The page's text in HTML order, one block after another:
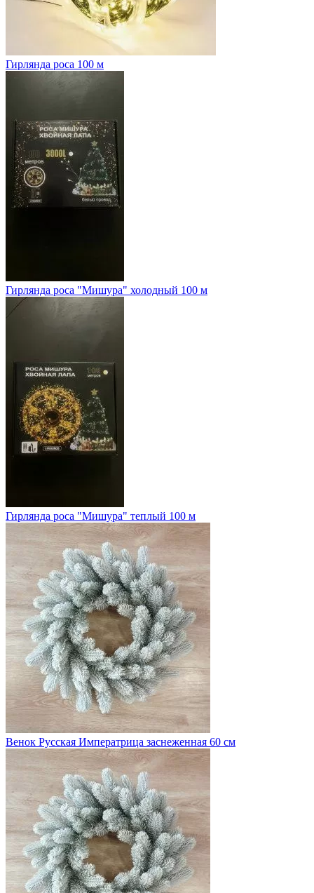
Гирлянда роса 100 м
Гирлянда роса "Мишура" холодный 100 м
Гирлянда роса "Мишура" теплый 100 м
Венок Русская Императрица заснеженная 60 см